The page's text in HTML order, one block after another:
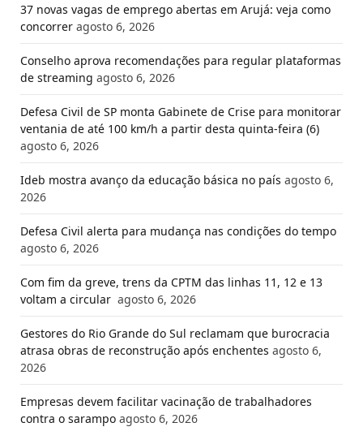
37 novas vagas de emprego abertas em Arujá: veja como
concorrer agosto 6, 2026
Conselho aprova recomendações para regular plataformas
de streaming agosto 6, 2026
Defesa Civil de SP monta Gabinete de Crise para monitorar
ventania de até 100 km/h a partir desta quinta-feira (6)
agosto 6, 2026
Ideb mostra avanço da educação básica no país agosto 6,
2026
Defesa Civil alerta para mudança nas condições do tempo
agosto 6, 2026
Com fim da greve, trens da CPTM das linhas 11, 12 e 13
voltam a circular agosto 6, 2026
Gestores do Rio Grande do Sul reclamam que burocracia
atrasa obras de reconstrução após enchentes agosto 6,
2026
Empresas devem facilitar vacinação de trabalhadores
contra o sarampo agosto 6, 2026